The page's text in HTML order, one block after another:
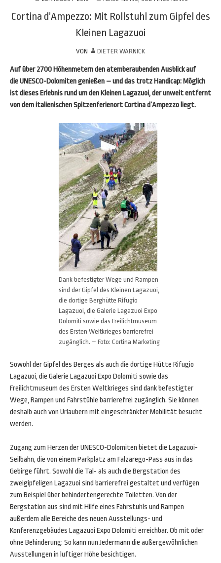
Cortina d’Ampezzo: Mit Rollstuhl zum Gipfel des
Kleinen Lagazuoi
VON DIETER WARNICK
Auf über 2700 Höhenmetern den atemberaubenden Ausblick auf
die UNESCO-Dolomiten genießen – und das trotz Handicap: Möglich
ist dieses Erlebnis rund um den Kleinen Lagazuoi, der unweit entfernt
von dem italienischen Spitzenferienort Cortina d’Ampezzo liegt.
Dank befestigter Wege und Rampen
sind der Gipfel des Kleinen Lagazuoi,
die dortige Berghütte Rifugio
Lagazuoi, die Galerie Lagazuoi Expo
Dolomiti sowie das Freilichtmuseum
des Ersten Weltkrieges barrierefrei
zugänglich. – Foto: Cortina Marketing
Sowohl der Gipfel des Berges als auch die dortige Hütte Rifugio
Lagazuoi, die Galerie Lagazuoi Expo Dolomiti sowie das
Freilichtmuseum des Ersten Weltkrieges sind dank befestigter
Wege, Rampen und Fahrstühle barrierefrei zugänglich. Sie können
deshalb auch von Urlaubern mit eingeschränkter Mobilität besucht
werden.
Zugang zum Herzen der UNESCO-Dolomiten bietet die Lagazuoi-
Seilbahn, die von einem Parkplatz am Falzarego-Pass aus in das
Gebirge führt. Sowohl die Tal- als auch die Bergstation des
zweigipfeligen Lagazuoi sind barrierefrei gestaltet und verfügen
zum Beispiel über behindertengerechte Toiletten. Von der
Bergstation aus sind mit Hilfe eines Fahrstuhls und Rampen
außerdem alle Bereiche des neuen Ausstellungs- und
Konferenzgebäudes Lagazuoi Expo Dolomiti erreichbar. Ob mit oder
ohne Behinderung: So kann nun Jedermann die außergewöhnlichen
Ausstellungen in luftiger Höhe besichtigen.